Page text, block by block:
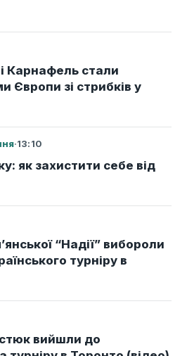
Карнафель стали
Європи зі стрибків у
·13:10
як захистити себе від
“Надії” вибороли
турніру в
вийшли до